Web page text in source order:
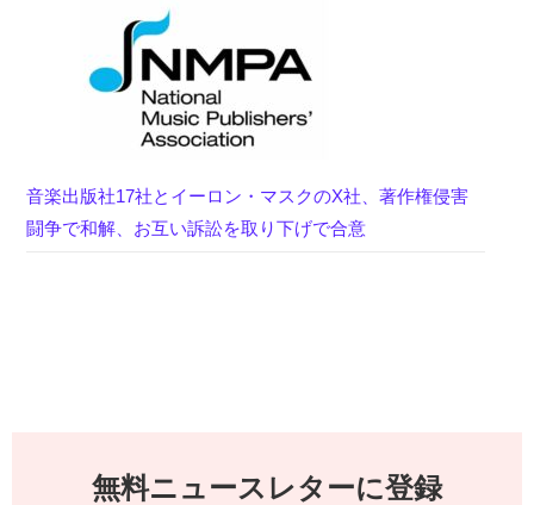
音楽出版社17社とイーロン・マスクのX社、著作権侵害
闘争で和解、お互い訴訟を取り下げで合意
無料ニュースレターに登録